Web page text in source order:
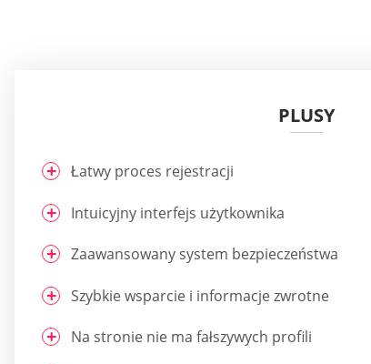
PLUSY
Łatwy proces rejestracji
Intuicyjny interfejs użytkownika
Zaawansowany system bezpieczeństwa
Szybkie wsparcie i informacje zwrotne
Na stronie nie ma fałszywych profili